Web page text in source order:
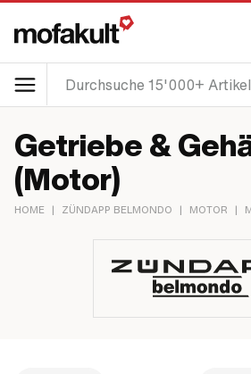
Getriebe &
(Motor)
HOME | ZÜNDAPP BELMONDO | MOTOR |